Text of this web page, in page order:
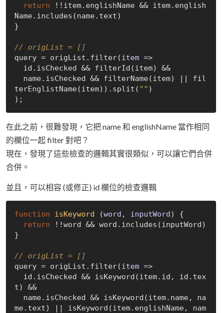
return !!item.englishName && item.english
Name.includes(name.text)
}
// origList = []
query = origList.filter(item =>
terEnglistName(item)).split( "" )
在此之前，很難發現，它把 name 和 englishName 當作相同
的欄位一起 filter 對吧？
現在，發現了這些檢查的邏輯其實很類似，可以讓它們合併
合併。
並且，可以相容 (或修正) id 欄位的檢查邏輯
function isKeyword (word, inputWord) {
return !!word && word.includes(inputWord)
}
// origList = []
query = origList.filter(item =>
t) &&
me.text) || isKeyword(item.englishName, nam